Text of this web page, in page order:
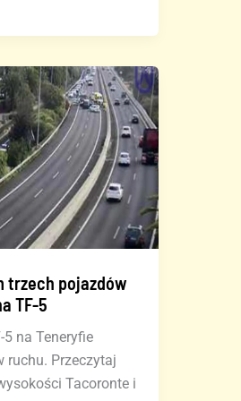
trzech pojazdów
TF-5
na Teneryfie
ruchu. Przeczytaj
Tacoronte i